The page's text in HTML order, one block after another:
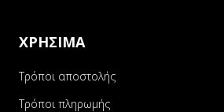
ΧΡΗΣΙΜΑ
Τρόποι αποστολής
Τρόποι πληρωμής